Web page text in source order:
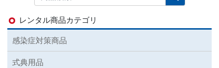
レンタル商品カテゴリ
感染症対策商品
式典用品